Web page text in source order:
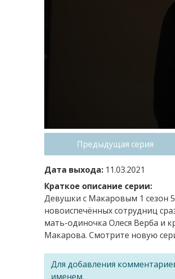
Предыдущая серия
Дата выхода: 11.03.2021
Краткое описание серии:
Девушки с Макаровым 1 сезон
новоиспечённых сотрудниц
мать-одиночка Олеся Верба и
Макарова. Смотрите новую
Для добавления
именем.